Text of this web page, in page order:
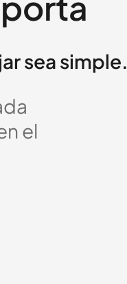
sea simple.
el